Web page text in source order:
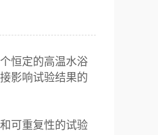
恒定的高温水浴
影响试验结果的
可重复性的试验